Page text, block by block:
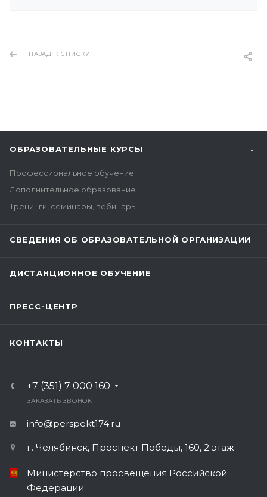
НАЗАД К СПИСКУ
ОБРАЗОВАТЕЛЬНЫЕ КУРСЫ
Профессиональное обучение
Дополнительное образование
Тренинги, семинары, вебинары
СВЕДЕНИЯ ОБ ОБРАЗОВАТЕЛЬНОЙ ОРГАНИЗАЦИИ
ДИСТАНЦИОННОЕ ОБУЧЕНИЕ
ПРЕСС-ЦЕНТР
КОНТАКТЫ
+7 (351) 7 000 160
ЗАКАЗАТЬ ЗВОНОК
info@perspekt174.ru
г. Челябинск, Проспект Победы, 160, 2 этаж
Министерство просвещения Российской
Федерации